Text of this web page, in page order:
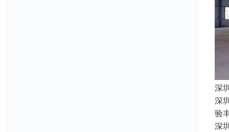
深
深
验
深